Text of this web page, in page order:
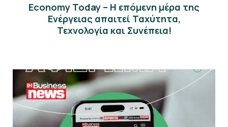
Economy Today – Η επόμενη μέρα της
Eνέργειας απαιτεί Ταχύτητα,
Τεχνολογία και Συνέπεια!